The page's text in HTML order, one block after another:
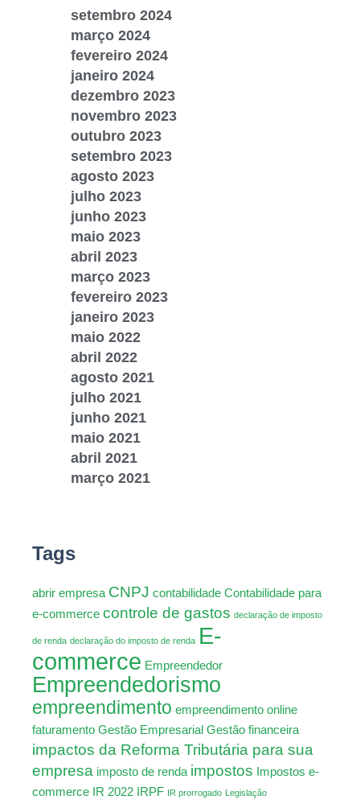
setembro 2024
março 2024
fevereiro 2024
janeiro 2024
dezembro 2023
novembro 2023
outubro 2023
setembro 2023
agosto 2023
julho 2023
junho 2023
maio 2023
abril 2023
março 2023
fevereiro 2023
janeiro 2023
maio 2022
abril 2022
agosto 2021
julho 2021
junho 2021
maio 2021
abril 2021
março 2021
Tags
abrir empresa CNPJ contabilidade Contabilidade para
e-commerce controle de gastos declaração de imposto
de renda declaração do imposto de renda E-
commerce Empreendedor
Empreendedorismo
empreendimento empreendimento online
faturamento Gestão Empresarial Gestão financeira
impactos da Reforma Tributária para sua
empresa imposto de renda impostos Impostos e-
commerce IR 2022 IRPF IR prorrogado Legislação